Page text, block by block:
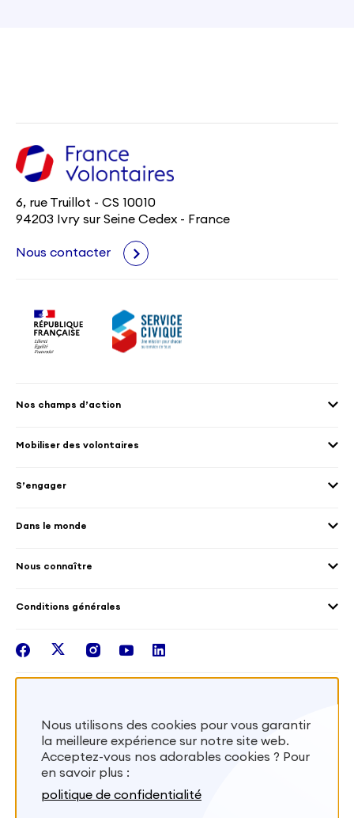
6, rue Truillot - CS 10010
94203 Ivry sur Seine Cedex - France
Nous contacter
Nos champs d’action
Culture et patrimoine
Mobilités croisées
Santé
Mobiliser des volontaires
Accueillir des volontaires
S’engager
Les différents dispositifs de volontariat
Dans le monde
Nous connaître
Les missions de France Volontaires
Intégrer nos équipes
Conditions générales
facebook
twitterinstagram
youtubelinkedin
S'inscrire
Besoin d’aide? Visitez notre foire aux
Nous utilisons des cookies pour vous garantir
la meilleure expérience sur notre site web.
Acceptez-vous nos adorables cookies ? Pour
en savoir plus :
politique de confidentialité